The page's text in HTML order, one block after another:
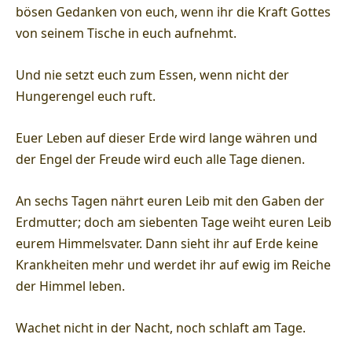
bösen Gedanken von euch, wenn ihr die Kraft Gottes
von seinem Tische in euch aufnehmt.
Und nie setzt euch zum Essen, wenn nicht der
Hungerengel euch ruft.
Euer Leben auf dieser Erde wird lange währen und
der Engel der Freude wird euch alle Tage dienen.
An sechs Tagen nährt euren Leib mit den Gaben der
Erdmutter; doch am siebenten Tage weiht euren Leib
eurem Himmelsvater. Dann sieht ihr auf Erde keine
Krankheiten mehr und werdet ihr auf ewig im Reiche
der Himmel leben.
Wachet nicht in der Nacht, noch schlaft am Tage.